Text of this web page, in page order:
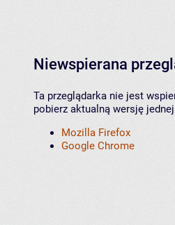
Niewspierana
Ta przeglądarka nie jest
pobierz aktualną wersję
Mozilla Firefox
Google Chrome